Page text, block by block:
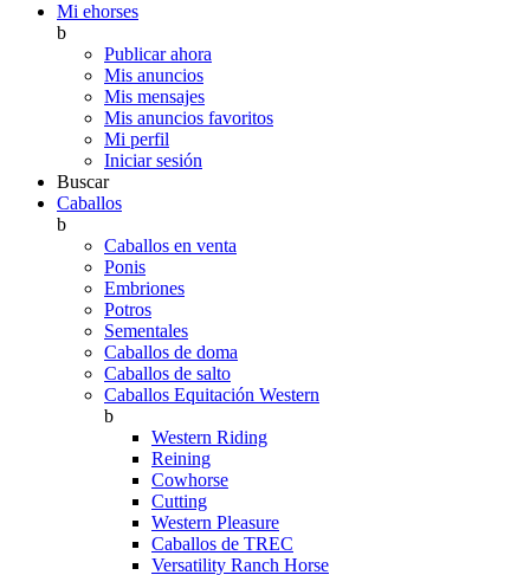
Mi ehorses
b
Publicar ahora
Mis anuncios
Mis mensajes
Mis anuncios favoritos
Mi perfil
Iniciar sesión
Buscar
Caballos
b
Caballos en venta
Ponis
Embriones
Potros
Sementales
Caballos de doma
Caballos de salto
Caballos Equitación Western
b
Western Riding
Reining
Cowhorse
Cutting
Western Pleasure
Caballos de TREC
Versatility Ranch Horse